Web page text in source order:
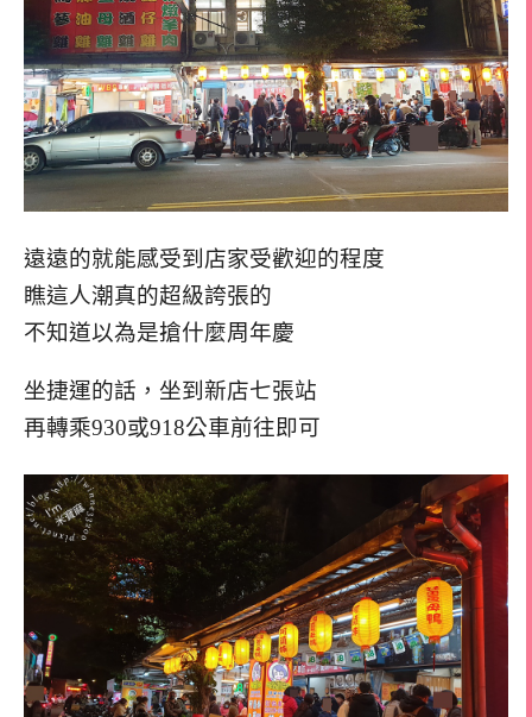
遠遠的就能感受到店家受歡迎的程度
瞧這人潮真的超級誇張的
不知道以為是搶什麼周年慶
坐捷運的話，坐到新店七張站
再轉乘930或918公車前往即可